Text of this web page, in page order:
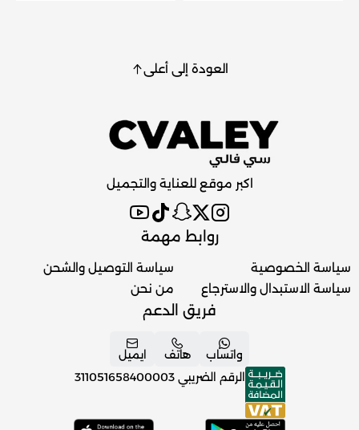
العودة إلى أعلى
اكبر موقع للعناية والتجميل
روابط مهمة
سياسة الخصوصية
سياسة الاستبدال والاسترجاع
سياسة التوصيل والشحن
من نحن
فريق الدعم
واتساب هاتف
ايميل
الرقم الضريبي 311051658400003